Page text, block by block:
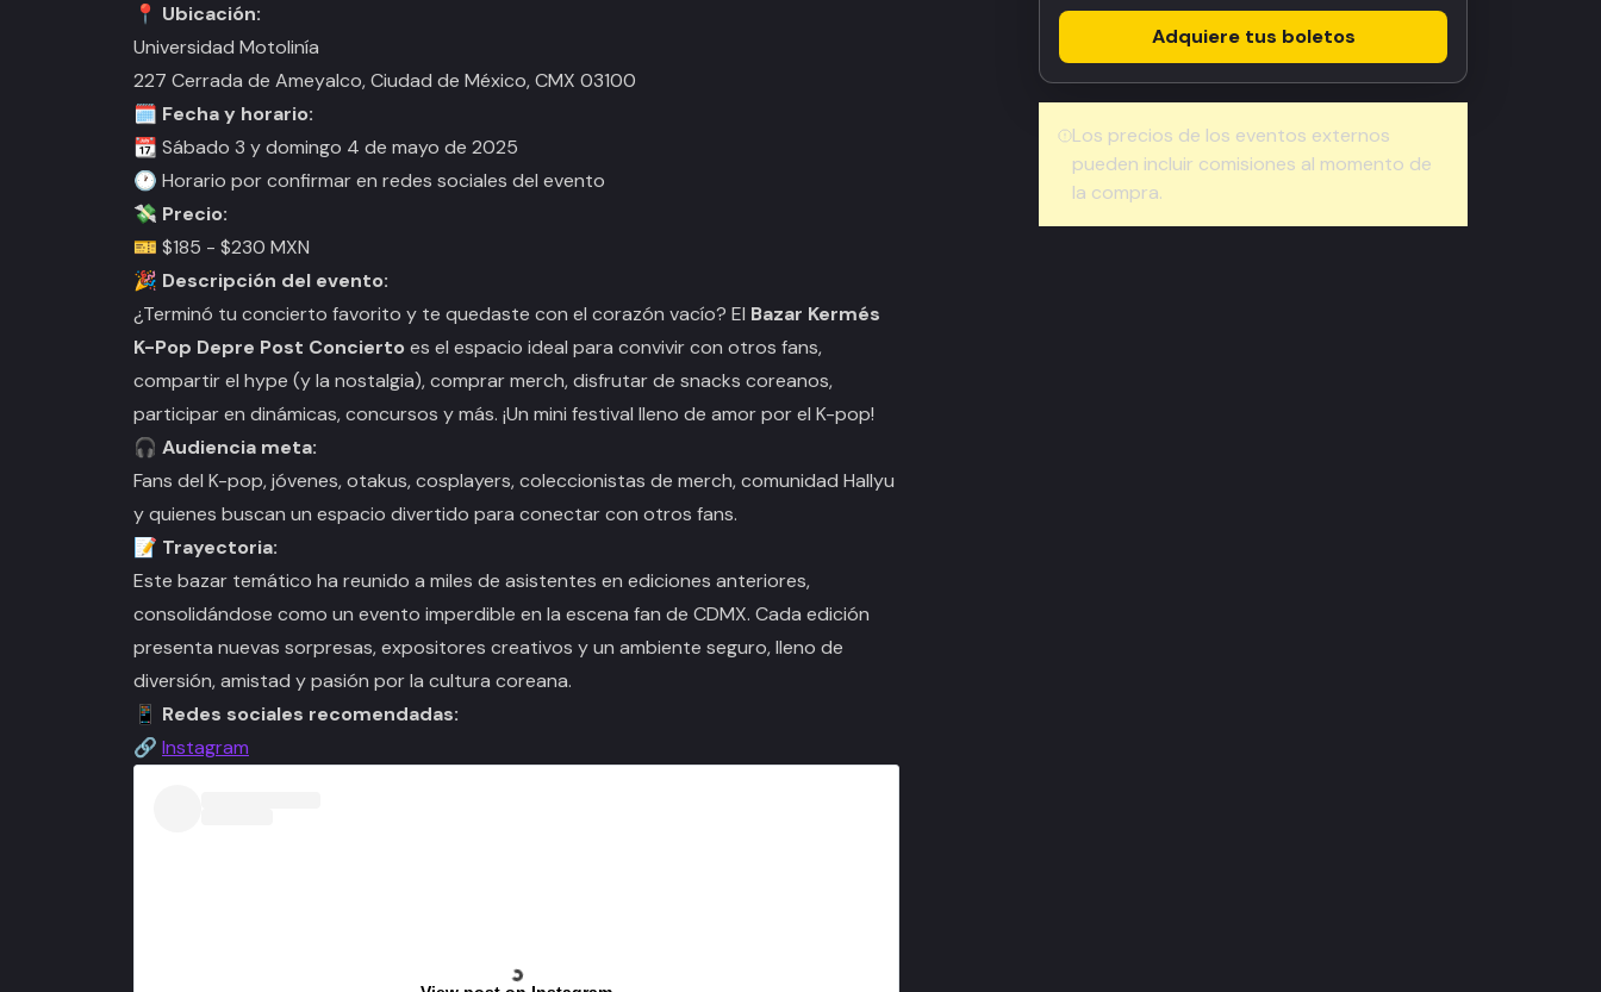
📍 Ubicación:
Universidad Motolinía
227 Cerrada de Ameyalco, Ciudad de México, CMX 03100
🗓️ Fecha y horario:
📆 Sábado 3 y domingo 4 de mayo de 2025
🕐 Horario por confirmar en redes sociales del evento
💸 Precio:
🎫 $185 - $230 MXN
🎉 Descripción del evento:
¿Terminó tu concierto favorito y te quedaste con el corazón vacío? El Bazar Kermés
K-Pop Depre Post Concierto es el espacio ideal para convivir con otros fans,
compartir el hype (y la nostalgia), comprar merch, disfrutar de snacks coreanos,
participar en dinámicas, concursos y más. ¡Un mini festival lleno de amor por el K-pop!
🎧 Audiencia meta:
Fans del K-pop, jóvenes, otakus, cosplayers, coleccionistas de merch, comunidad Hallyu
y quienes buscan un espacio divertido para conectar con otros fans.
📝 Trayectoria:
Este bazar temático ha reunido a miles de asistentes en ediciones anteriores,
consolidándose como un evento imperdible en la escena fan de CDMX. Cada edición
presenta nuevas sorpresas, expositores creativos y un ambiente seguro, lleno de
diversión, amistad y pasión por la cultura coreana.
📱 Redes sociales recomendadas:
🔗 Instagram
Adquiere tus boletos
Los precios de los eventos externos
pueden incluir comisiones al momento de
la compra.